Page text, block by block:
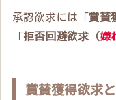
承認欲求には「 賞賛
「拒否回避欲求（嫌
賞賛獲得欲求